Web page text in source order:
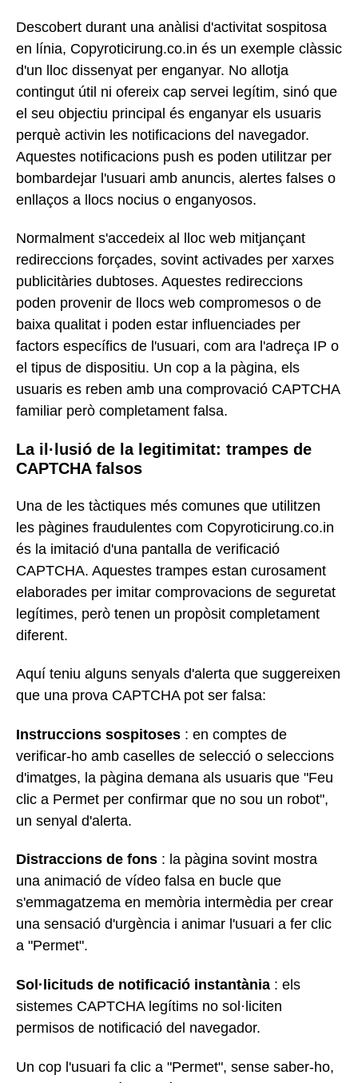
Descobert durant una anàlisi d'activitat sospitosa
en línia, Copyroticirung.co.in és un exemple clàssic
d'un lloc dissenyat per enganyar. No allotja
contingut útil ni ofereix cap servei legítim, sinó que
el seu objectiu principal és enganyar els usuaris
perquè activin les notificacions del navegador.
Aquestes notificacions push es poden utilitzar per
bombardejar l'usuari amb anuncis, alertes falses o
enllaços a llocs nocius o enganyosos.
Normalment s'accedeix al lloc web mitjançant
redireccions forçades, sovint activades per xarxes
publicitàries dubtoses. Aquestes redireccions
poden provenir de llocs web compromesos o de
baixa qualitat i poden estar influenciades per
factors específics de l'usuari, com ara l'adreça IP o
el tipus de dispositiu. Un cop a la pàgina, els
usuaris es reben amb una comprovació CAPTCHA
familiar però completament falsa.
La il·lusió de la legitimitat: trampes de
CAPTCHA falsos
Una de les tàctiques més comunes que utilitzen
les pàgines fraudulentes com Copyroticirung.co.in
és la imitació d'una pantalla de verificació
CAPTCHA. Aquestes trampes estan curosament
elaborades per imitar comprovacions de seguretat
legítimes, però tenen un propòsit completament
diferent.
Aquí teniu alguns senyals d'alerta que suggereixen
que una prova CAPTCHA pot ser falsa:
Instruccions sospitoses : en comptes de
verificar-ho amb caselles de selecció o seleccions
d'imatges, la pàgina demana als usuaris que "Feu
clic a Permet per confirmar que no sou un robot",
un senyal d'alerta.
Distraccions de fons : la pàgina sovint mostra
una animació de vídeo falsa en bucle que
s'emmagatzema en memòria intermèdia per crear
una sensació d'urgència i animar l'usuari a fer clic
a "Permet".
Sol·licituds de notificació instantània : els
sistemes CAPTCHA legítims no sol·liciten
permisos de notificació del navegador.
Un cop l'usuari fa clic a "Permet", sense saber-ho,